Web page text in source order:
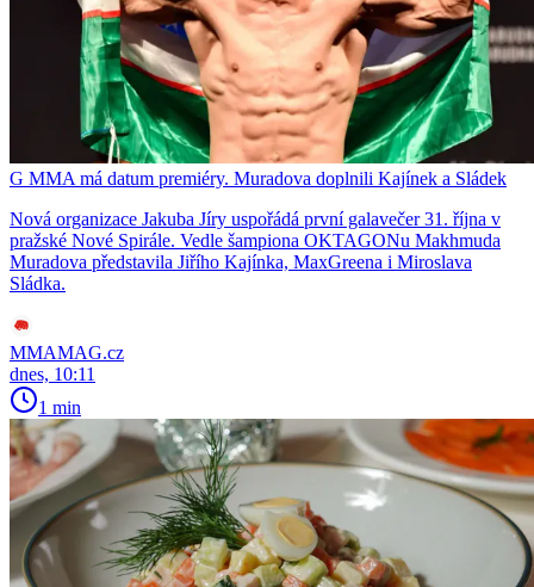
G MMA má datum premiéry. Muradova doplnili Kajínek a Sládek
Nová organizace Jakuba Jíry uspořádá první galavečer 31. října v
pražské Nové Spirále. Vedle šampiona OKTAGONu Makhmuda
Muradova představila Jiřího Kajínka, MaxGreena i Miroslava
Sládka.
MMAMAG.cz
dnes, 10:11
1 min